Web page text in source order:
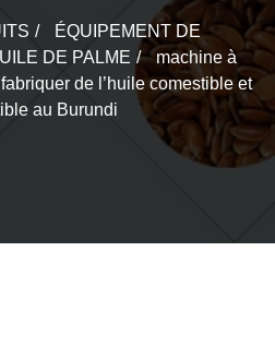
ÉQUIPEMENT DE
DE PALME
machine à
de l’huile comestible et
au Burundi